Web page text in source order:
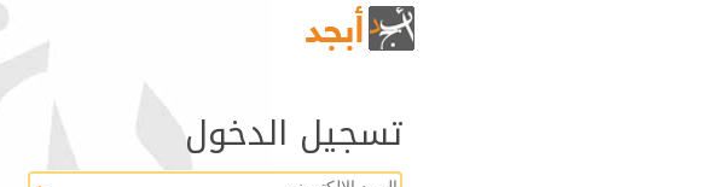
تسجيل الدخول